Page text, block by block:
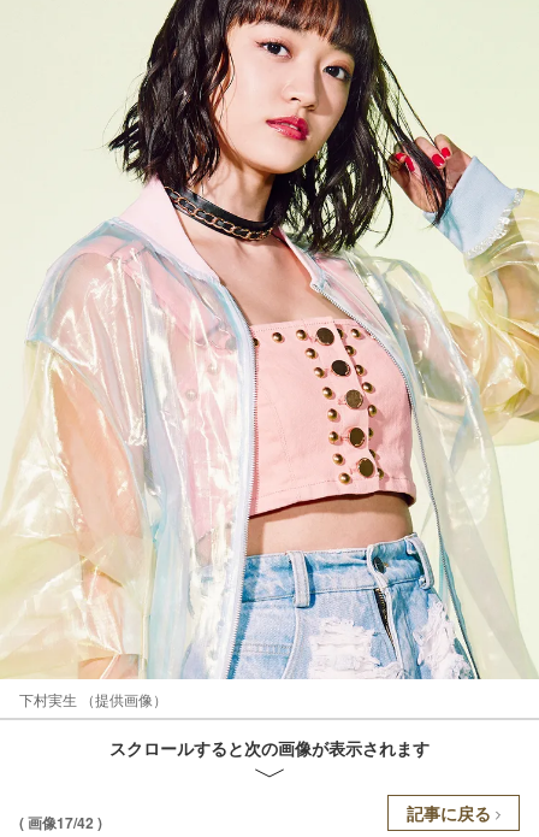
下村実生 （提供画像）
スクロールすると次の画像が表示されます
( 画像17/42 ) 記事に戻る